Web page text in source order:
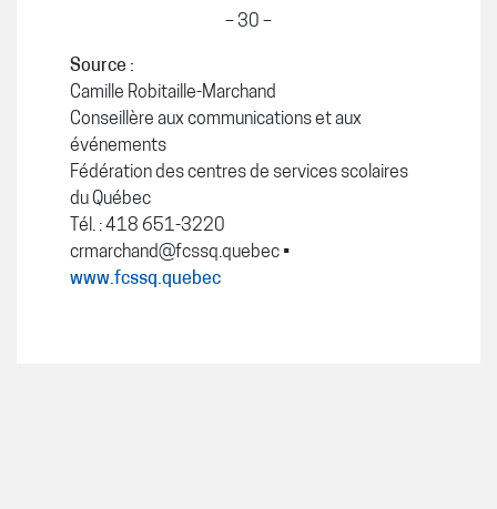
– 30 –
Source :
Camille Robitaille-Marchand
Conseillère aux communications et aux
événements
Fédération des centres de services scolaires
du Québec
Tél. : 418 651-3220
crmarchand@fcssq.quebec •
www.fcssq.quebec